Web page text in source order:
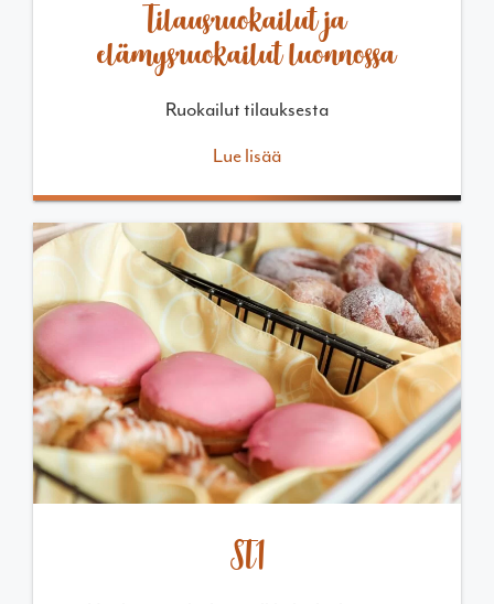
Tilausruokailut ja
elämysruokailut luonnossa
Ruokailut tilauksesta
Lue lisää
ST1